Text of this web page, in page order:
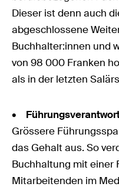
Dieser ist denn auch
abgeschlossene
Buchhalter:innen und
von 98 000 Franken
als in der letzten
•
Grössere
das Gehalt aus. So
Buchhaltung mit einer
Mitarbeitenden im